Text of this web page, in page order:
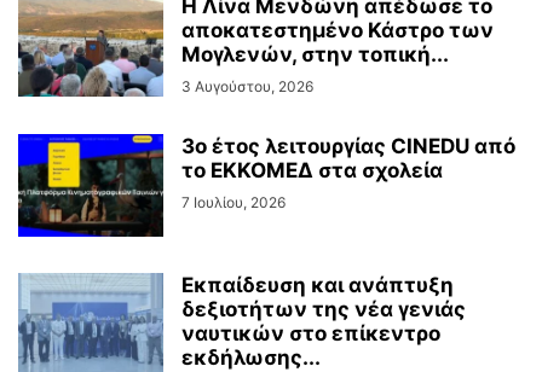
Η Λίνα Μενδώνη απέδωσε το
αποκατεστημένο Κάστρο των
Μογλενών, στην τοπική...
3 Αυγούστου, 2026
3ο έτος λειτουργίας CINEDU από
το ΕΚΚΟΜΕΔ στα σχολεία
7 Ιουλίου, 2026
Εκπαίδευση και ανάπτυξη
δεξιοτήτων της νέα γενιάς
ναυτικών στο επίκεντρο
εκδήλωσης...